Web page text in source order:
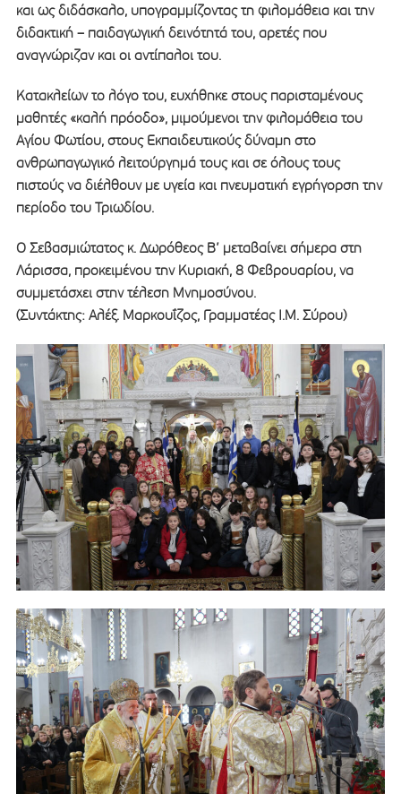
και ως διδάσκαλο, υπογραμμίζοντας τη φιλομάθεια και την
διδακτική – παιδαγωγική δεινότητά του, αρετές που
αναγνώριζαν και οι αντίπαλοι του.
Κατακλείων το λόγο του, ευχήθηκε στους παρισταμένους
μαθητές «καλή πρόοδο», μιμούμενοι την φιλομάθεια του
Αγίου Φωτίου, στους Εκπαιδευτικούς δύναμη στο
ανθρωπαγωγικό λειτούργημά τους και σε όλους τους
πιστούς να διέλθουν με υγεία και πνευματική εγρήγορση την
περίοδο του Τριωδίου.
Ο Σεβασμιώτατος κ. Δωρόθεος Β’ μεταβαίνει σήμερα στη
Λάρισσα, προκειμένου την Κυριακή, 8 Φεβρουαρίου, να
συμμετάσχει στην τέλεση Μνημοσύνου.
(Συντάκτης: Αλέξ. Μαρκουΐζος, Γραμματέας Ι.Μ. Σύρου)